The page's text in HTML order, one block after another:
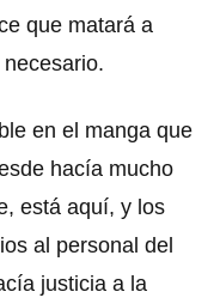
que matará a
en el manga que
hacía mucho
está aquí, y los
al personal del
justicia a la